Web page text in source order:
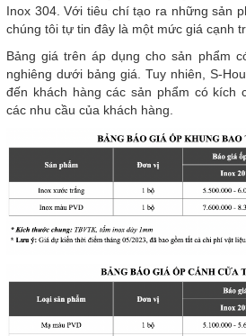
Inox 304. Với tiêu chí tạo ra những sản
chúng tôi tự tin đây là một mức giá cạnh
Bảng giá trên áp dụng cho sản phẩm
nghiêng dưới bảng giá. Tuy nhiên, S-
đến khách hàng các sản phẩm có kích
các nhu cầu của khách hàng.